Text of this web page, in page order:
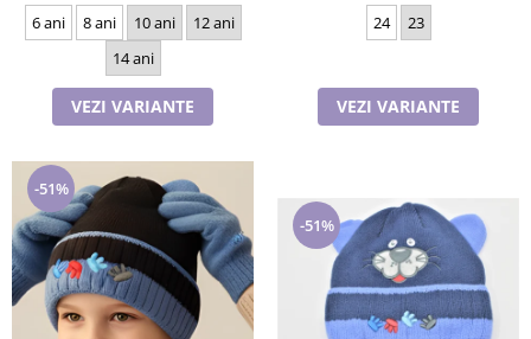
6 ani 8 ani 10 ani
12 ani
14 ani
VEZI VARIANTE
24 23
VEZI VARIANTE
-51%
-51%